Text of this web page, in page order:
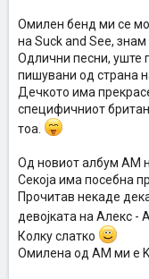
Омилен бенд ми се
на Suck and See, знам
Одлични песни, уште
пишувани од страна
Дечкото има
специфичниот
тоа.
Од новиот албум АМ
Секоја има посебна
Прочитав некаде
девојката на Алекс -
Колку слатко
Омилена од АМ ми е